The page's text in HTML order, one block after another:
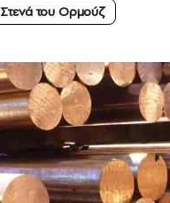
Στενά του Ορμούζ